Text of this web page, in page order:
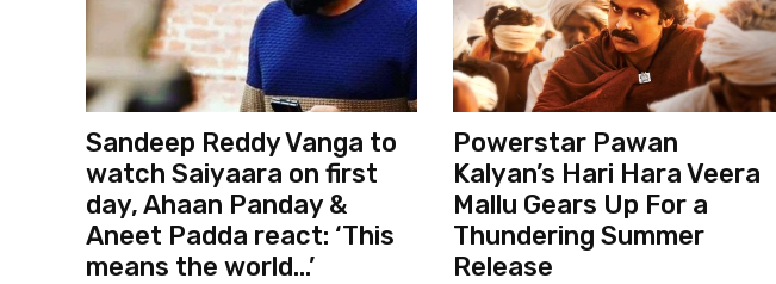
Sandeep Reddy Vanga to
watch Saiyaara on first
day, Ahaan Panday &
Aneet Padda react: ‘This
means the world…’
Powerstar Pawan
Kalyan’s Hari Hara Veera
Mallu Gears Up For a
Thundering Summer
Release